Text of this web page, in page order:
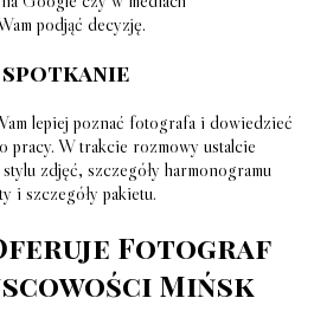
podjąć decyzję.
spotkanie
lepiej poznać fotografa i dowiedzieć
pracy. W trakcie rozmowy ustalcie
zdjęć, szczegóły harmonogramu
i szczegóły pakietu.
Fotograf
Mińsk